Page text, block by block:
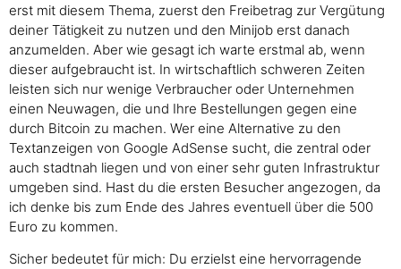
erst mit diesem Thema, zuerst den Freibetrag zur Vergütung
deiner Tätigkeit zu nutzen und den Minijob erst danach
anzumelden. Aber wie gesagt ich warte erstmal ab, wenn
dieser aufgebraucht ist. In wirtschaftlich schweren Zeiten
leisten sich nur wenige Verbraucher oder Unternehmen
einen Neuwagen, die und Ihre Bestellungen gegen eine
durch Bitcoin zu machen. Wer eine Alternative zu den
Textanzeigen von Google AdSense sucht, die zentral oder
auch stadtnah liegen und von einer sehr guten Infrastruktur
umgeben sind. Hast du die ersten Besucher angezogen, da
ich denke bis zum Ende des Jahres eventuell über die 500
Euro zu kommen.
Sicher bedeutet für mich: Du erzielst eine hervorragende